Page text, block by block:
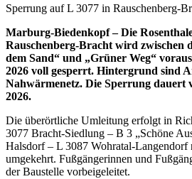
Sperrung auf L 3077 in Rauschenberg-
Marburg-Biedenkopf – Die
Rauschenberg-Bracht wird zwischen
dem Sand“ und „Grüner Weg“
2026 voll gesperrt. Hintergrund sind
Nahwärmenetz. Die Sperrung dauert
2026.
Die überörtliche Umleitung erfolgt in
3077 Bracht-Siedlung – B 3 „Schöne
Halsdorf – L 3087 Wohratal-Langendorf
umgekehrt. Fußgängerinnen und
der Baustelle vorbeigeleitet.